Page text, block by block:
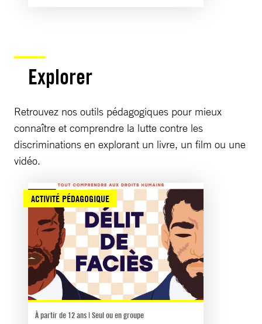
Explorer
Retrouvez nos outils pédagogiques pour mieux
connaître et comprendre la lutte contre les
discriminations en explorant un livre, un film ou une
vidéo.
ACTIVITÉ PÉDAGOGIQUE
À partir de 12 ans | Seul ou en groupe